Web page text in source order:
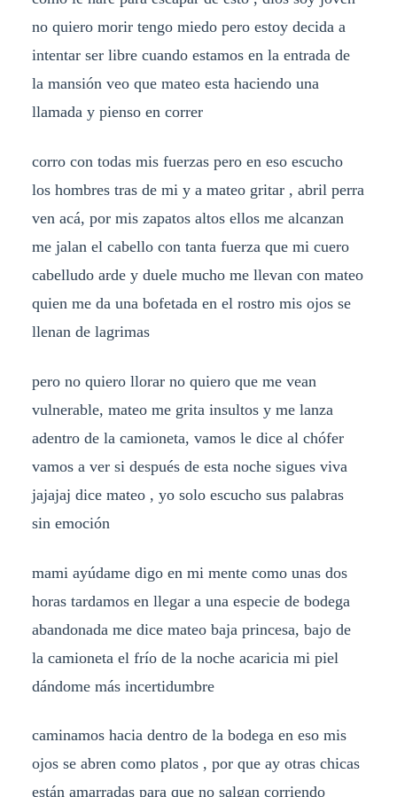
no quiero morir tengo miedo pero estoy decida a
intentar ser libre cuando estamos en la entrada de
la mansión veo que mateo esta haciendo una
llamada y pienso en correr
corro con todas mis fuerzas pero en eso escucho
los hombres tras de mi y a mateo gritar , abril perra
ven acá, por mis zapatos altos ellos me alcanzan
me jalan el cabello con tanta fuerza que mi cuero
cabelludo arde y duele mucho me llevan con mateo
quien me da una bofetada en el rostro mis ojos se
llenan de lagrimas
pero no quiero llorar no quiero que me vean
vulnerable, mateo me grita insultos y me lanza
adentro de la camioneta, vamos le dice al chófer
vamos a ver si después de esta noche sigues viva
jajajaj dice mateo , yo solo escucho sus palabras
sin emoción
mami ayúdame digo en mi mente como unas dos
horas tardamos en llegar a una especie de bodega
abandonada me dice mateo baja princesa, bajo de
la camioneta el frío de la noche acaricia mi piel
dándome más incertidumbre
caminamos hacia dentro de la bodega en eso mis
ojos se abren como platos , por que ay otras chicas
están amarradas para que no salgan corriendo